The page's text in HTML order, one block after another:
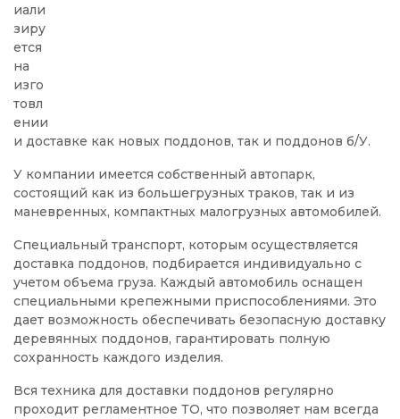
иали
зиру
ется
на
изго
товл
ении
и доставке как новых поддонов, так и поддонов б/У.
У компании имеется собственный автопарк,
состоящий как из большегрузных траков, так и из
маневренных, компактных малогрузных автомобилей.
Специальный транспорт, которым осуществляется
доставка поддонов, подбирается индивидуально с
учетом объема груза. Каждый автомобиль оснащен
специальными крепежными приспособлениями. Это
дает возможность обеспечивать безопасную доставку
деревянных поддонов, гарантировать полную
сохранность каждого изделия.
Вся техника для доставки поддонов регулярно
проходит регламентное ТО, что позволяет нам всегда